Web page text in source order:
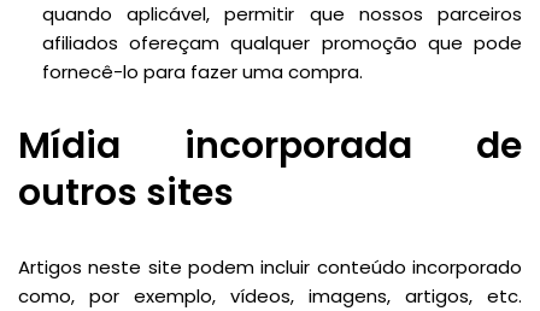
quando aplicável, permitir que nossos parceiros
afiliados ofereçam qualquer promoção que pode
fornecê-lo para fazer uma compra.
Mídia incorporada de
outros sites
Artigos neste site podem incluir conteúdo incorporado
como, por exemplo, vídeos, imagens, artigos, etc.